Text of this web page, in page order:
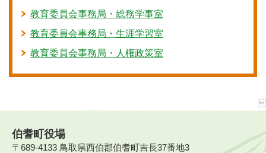
教育委員会事務局・総務学事室
教育委員会事務局・生涯学習室
教育委員会事務局・人権政策室
伯耆町役場
〒689-4133 鳥取県西伯郡伯耆町吉長37番地3